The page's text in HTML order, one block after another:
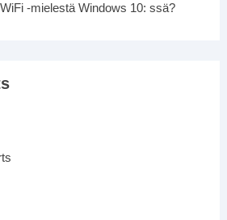
-mielestä Windows 10: ssä?